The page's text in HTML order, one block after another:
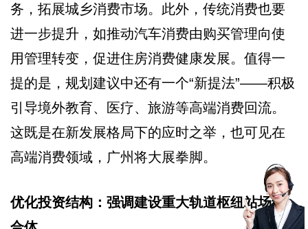
务，拓展城乡消费市场。此外，传统消费也要
进一步提升，如推动汽车消费由购买管理向使
用管理转变，促进住房消费健康发展。值得一
提的是，规划建议中还有一个“新提法”——积极
引导境外教育、医疗、旅游等高端消费回流。
这既是在新发展格局下的应时之举，也可见在
高端消费领域，广州将大展拳脚。
优化投资结构：强调建设重大轨道枢纽站场综